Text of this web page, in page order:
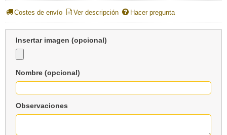
Costes de envío Ver descripción Hacer pregunta
Insertar imagen (opcional)
Nombre (opcional)
Observaciones